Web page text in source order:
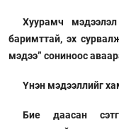
Хуурамч
баримттай, эх
мэдээ” сониноос
Үнэн мэдээллийг
Бие даасан